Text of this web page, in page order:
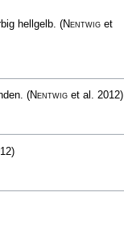
hellgelb. (Nentwiget
(Nentwiget al. 2012)